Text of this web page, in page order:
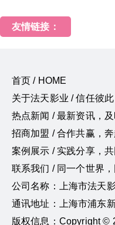
友情链接：
首页 / HOME
关于法天影业 / 信任彼
热点新闻 / 最新资讯，
招商加盟 / 合作共赢，
案例展示 / 实践分享，
联系我们 / 同一个世界
公司名称：上海市法天
通讯地址：上海市浦东
版权信息：Copyright ©